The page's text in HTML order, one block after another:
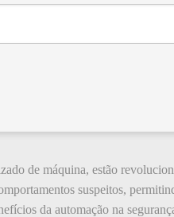
de máquina, estão
suspeitos,
da automação na